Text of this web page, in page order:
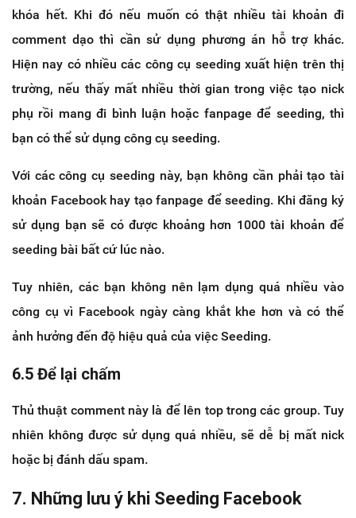
khóa hết. Khi đó nếu muốn có thật nhiều tài khoản đi
comment dạo thì cần sử dụng phương án hỗ trợ khác.
Hiện nay có nhiều các công cụ seeding xuất hiện trên thị
trường, nếu thấy mất nhiều thời gian trong việc tạo nick
phụ rồi mang đi bình luận hoặc fanpage để seeding, thì
bạn có thể sử dụng công cụ seeding.
Với các công cụ seeding này, bạn không cần phải tạo tài
khoản Facebook hay tạo fanpage để seeding. Khi đăng ký
sử dụng bạn sẽ có được khoảng hơn 1000 tài khoản để
seeding bài bất cứ lúc nào.
Tuy nhiên, các bạn không nên lạm dụng quá nhiều vào
công cụ vì Facebook ngày càng khắt khe hơn và có thể
ảnh hưởng đến độ hiệu quả của việc Seeding.
6.5 Để lại chấm
Thủ thuật comment này là để lên top trong các group. Tuy
nhiên không được sử dụng quá nhiều, sẽ dễ bị mất nick
hoặc bị đánh dấu spam.
7. Những lưu ý khi Seeding Facebook